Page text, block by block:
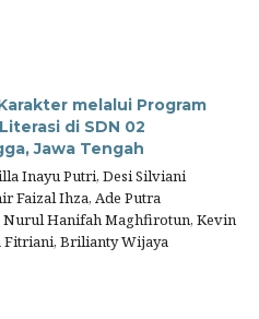
melalui Program
di SDN 02
Jawa Tengah
Inayu Putri, Desi Silviani
Faizal Ihza, Ade Putra
Nurul Hanifah Maghfirotun, Kevin
Fitriani, Brilianty Wijaya